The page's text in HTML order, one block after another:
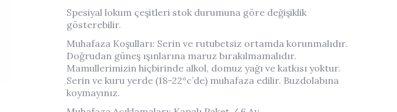
Spesiyal lokum çeşitleri stok durumuna göre değişiklik
gösterebilir.
Muhafaza Koşulları: Serin ve rutubetsiz ortamda korunmalıdır.
Doğrudan güneş ışınlarına maruz bırakılmamalıdır.
Mamullerimizin hiçbirinde alkol, domuz yağı ve katkısı yoktur.
Serin ve kuru yerde (18-22°c’de) muhafaza edilir. Buzdolabına
koymayınız.